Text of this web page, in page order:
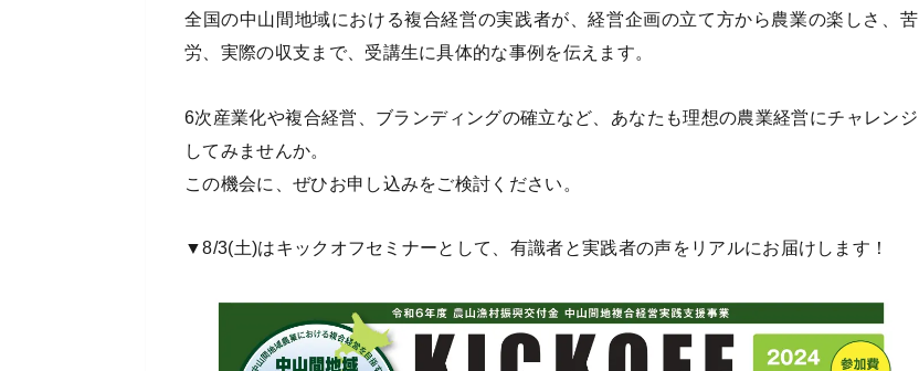
全国の中山間地域における複合経営の実践者が、経営企画の立て方から農業の楽しさ、苦
労、実際の収支まで、受講生に具体的な事例を伝えます。
6次産業化や複合経営、ブランディングの確立など、あなたも理想の農業経営にチャレンジ
してみませんか。
この機会に、ぜひお申し込みをご検討ください。
▼8/3(土)はキックオフセミナーとして、有識者と実践者の声をリアルにお届けします！